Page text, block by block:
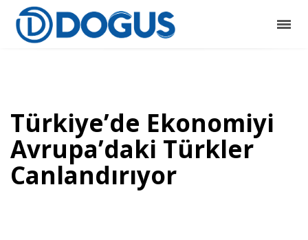
Türkiye’de Ekonomiyi
Avrupa’daki Türkler
Canlandırıyor